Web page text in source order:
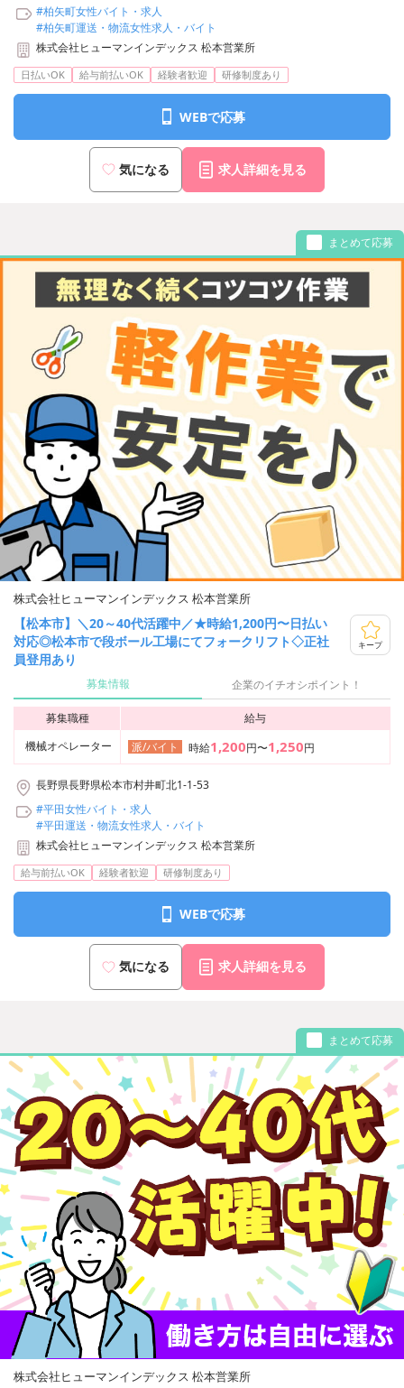
#柏矢町女性バイト・求人
#柏矢町運送・物流女性求人・バイト
株式会社ヒューマンインデックス 松本営業所
日払いOK 給与前払いOK 経験者歓迎 研修制度あり
WEBで応募
気になる 求人詳細を見る
まとめて応募
株式会社ヒューマンインデックス 松本営業所
【松本市】＼20～40代活躍中／★時給1,200円〜日払い
対応◎松本市で段ボール工場にてフォークリフト◇正社
員登用あり
キープ
募集情報 企業のイチオシポイント！
募集職種
給与
機械オペレーター
派/バイト 時給1,200円〜1,250円
長野県長野県松本市村井町北1-1-53
#平田女性バイト・求人
#平田運送・物流女性求人・バイト
株式会社ヒューマンインデックス 松本営業所
給与前払いOK 経験者歓迎 研修制度あり
WEBで応募
気になる 求人詳細を見る
まとめて応募
株式会社ヒューマンインデックス 松本営業所